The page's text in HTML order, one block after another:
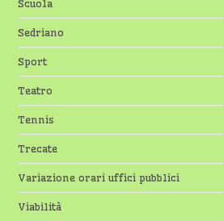
Scuola
Sedriano
Sport
Teatro
Tennis
Trecate
Variazione orari uffici pubblici
Viabilità